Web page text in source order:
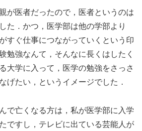
が医者だったので，医者というのは
た．かつ，医学部は他の学部より
すぐ仕事につながっていくという印
勉強なんて，そんなに長くはしたく
大学に入って，医学の勉強をさっさ
げたい，というイメージでした．
で亡くなる方は，私が医学部に入学
ですし，テレビに出ている芸能人が